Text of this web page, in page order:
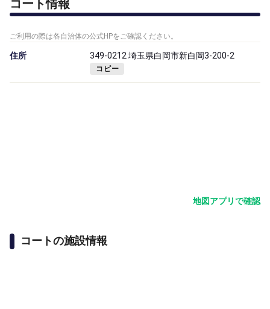
コート情報
ご利用の際は各自治体の公式HPをご確認ください。
住所 349-0212 埼玉県白岡市新白岡3-200-2
コピー
地図アプリで確認
コートの施設情報